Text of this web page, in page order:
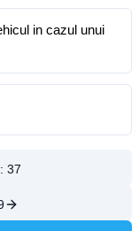
in cazul unui
37